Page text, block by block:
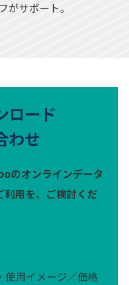
がサポート。
ロード
わせ
のオンラインデータ
利用を、ご検討くだ
使用イメージ／価格